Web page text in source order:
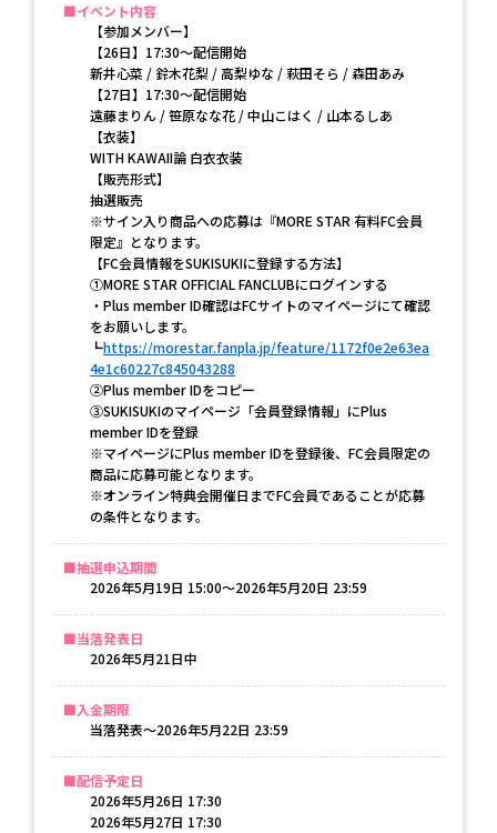
イベント内容
【参加メンバー】
【26日】17:30〜配信開始
新井心菜 / 鈴木花梨 / 高梨ゆな / 萩田そら / 森田あみ
【27日】17:30〜配信開始
遠藤まりん / 笹原なな花 / 中山こはく / 山本るしあ
【衣装】
WITH KAWAII論 白衣衣装
【販売形式】
抽選販売
※サイン入り商品への応募は『MORE STAR 有料FC会員
限定』となります。
【FC会員情報をSUKISUKIに登録する方法】
①MORE STAR OFFICIAL FANCLUBにログインする
・Plus member ID確認はFCサイトのマイページにて確認
をお願いします。
┗https://morestar.fanpla.jp/feature/1172f0e2e63ea
4e1c60227c845043288
②Plus member IDをコピー
③SUKISUKIのマイページ「会員登録情報」にPlus
member IDを登録
※マイページにPlus member IDを登録後、FC会員限定の
商品に応募可能となります。
※オンライン特典会開催日までFC会員であることが応募
の条件となります。
抽選申込期間
2026年5月19日 15:00〜2026年5月20日 23:59
当落発表日
2026年5月21日中
入金期限
当落発表〜2026年5月22日 23:59
配信予定日
2026年5月26日 17:30
2026年5月27日 17:30